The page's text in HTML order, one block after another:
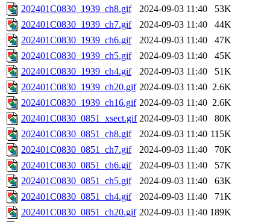
202401C0830_1939_ch8.gif
2024-09-03 11:40
53K
202401C0830_1939_ch7.gif
2024-09-03 11:40
44K
202401C0830_1939_ch6.gif
2024-09-03 11:40
47K
202401C0830_1939_ch5.gif
2024-09-03 11:40
45K
202401C0830_1939_ch4.gif
2024-09-03 11:40
51K
202401C0830_1939_ch20.gif 2024-09-03 11:40 2.6K
202401C0830_1939_ch16.gif 2024-09-03 11:40 2.6K
202401C0830_0851_xsect.gif 2024-09-03 11:40
80K
202401C0830_0851_ch8.gif
2024-09-03 11:40 115K
202401C0830_0851_ch7.gif
2024-09-03 11:40
70K
202401C0830_0851_ch6.gif
2024-09-03 11:40
57K
202401C0830_0851_ch5.gif
2024-09-03 11:40
63K
202401C0830_0851_ch4.gif
2024-09-03 11:40
71K
202401C0830_0851_ch20.gif 2024-09-03 11:40 189K